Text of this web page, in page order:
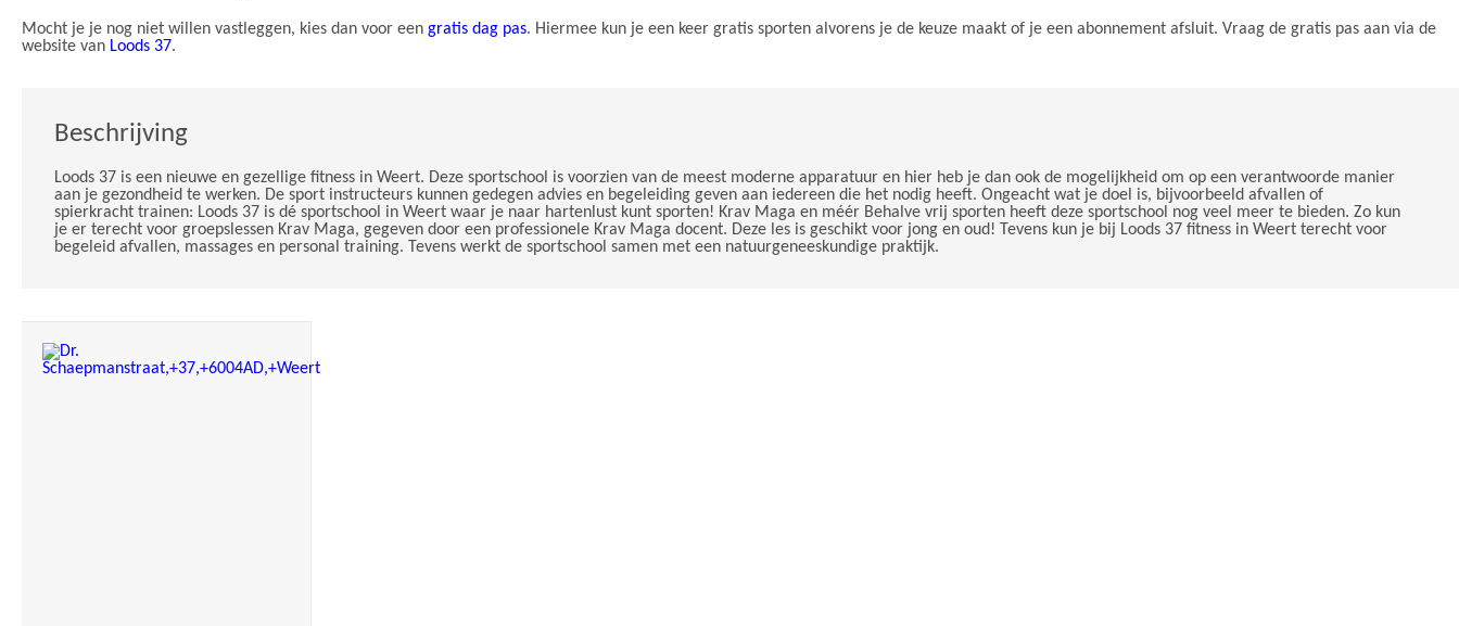
Mocht je je nog niet willen vastleggen, kies dan voor een gratis dag pas. Hiermee kun je een keer gratis sporten alvorens je de keuze maakt of je een abonnement afsluit. Vraag de gratis pas aan via de
website van Loods 37.
Beschrijving
Loods 37 is een nieuwe en gezellige fitness in Weert. Deze sportschool is voorzien van de meest moderne apparatuur en hier heb je dan ook de mogelijkheid om op een verantwoorde manier
aan je gezondheid te werken. De sport instructeurs kunnen gedegen advies en begeleiding geven aan iedereen die het nodig heeft. Ongeacht wat je doel is, bijvoorbeeld afvallen of
spierkracht trainen: Loods 37 is dé sportschool in Weert waar je naar hartenlust kunt sporten! Krav Maga en méér Behalve vrij sporten heeft deze sportschool nog veel meer te bieden. Zo kun
je er terecht voor groepslessen Krav Maga, gegeven door een professionele Krav Maga docent. Deze les is geschikt voor jong en oud! Tevens kun je bij Loods 37 fitness in Weert terecht voor
begeleid afvallen, massages en personal training. Tevens werkt de sportschool samen met een natuurgeneeskundige praktijk.